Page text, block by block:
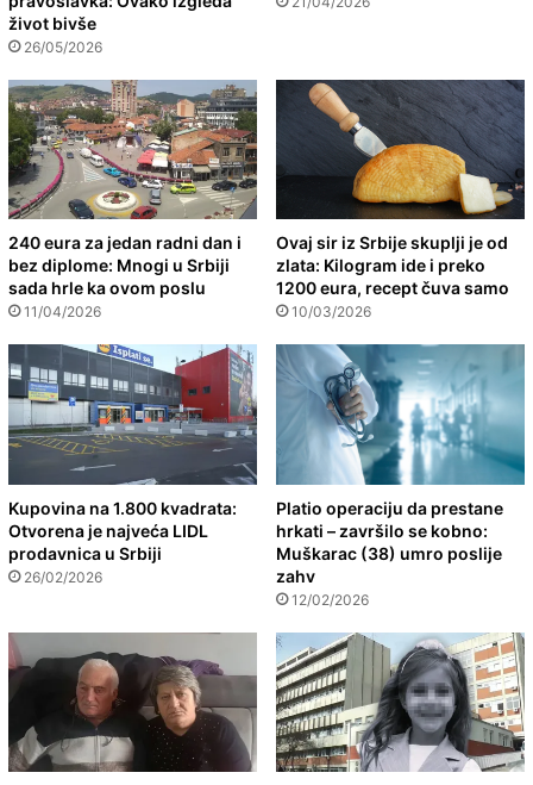
život bivše
26/05/2026
240 eura za jedan radni dan i
bez diplome: Mnogi u Srbiji
sada hrle ka ovom poslu
11/04/2026
Ovaj sir iz Srbije skuplji je od
zlata: Kilogram ide i preko
1200 eura, recept čuva samo
10/03/2026
Kupovina na 1.800 kvadrata:
Otvorena je najveća LIDL
prodavnica u Srbiji
26/02/2026
Platio operaciju da prestane
hrkati – završilo se kobno:
Muškarac (38) umro poslije
zahv
12/02/2026